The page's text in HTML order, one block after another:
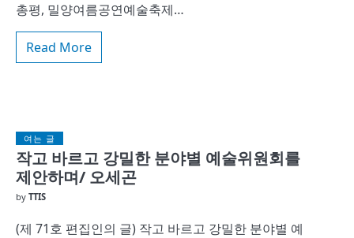
총평, 밀양여름공연예술축제…
Read More
여는 글
작고 바르고 강밀한 분야별 예술위원회를
제안하며/ 오세곤
by TTIS
(제 71호 편집인의 글) 작고 바르고 강밀한 분야별 예